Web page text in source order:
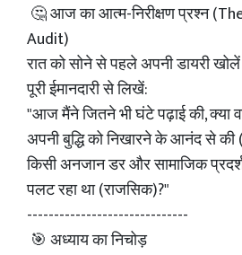
🤔 आज का आत्म-निरीक्षण प्रश्न
Audit)
रात को सोने से पहले अपनी डायरी
पूरी ईमानदारी से लिखें:
"आज मैंने जितने भी घंटे पढ़ाई की, क्या
अपनी बुद्धि को निखारने के आनंद से की
किसी अनजान डर और सामाजिक
पलट रहा था (राजसिक)?"
------------------------------
🎯 अध्याय का निचोड़